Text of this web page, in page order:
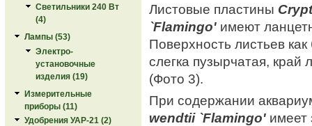
Светильники 240 Вт
(4)
Лампы (53)
Электро-
установочные
изделия (19)
Измерительные
приборы (11)
Удобрения УАР-21 (2)
Листовые пластины
`Flamingo' имеют
Поверхность листьев
слегка пузырчатая, край
(Фото 3).
При содержании
wendtii `Flamingo' имеет